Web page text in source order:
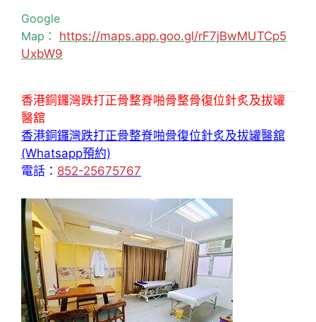
Google
Map： https://maps.app.goo.gl/rF7jBwMUTCp5
UxbW9
香港銅鑼灣跌打正骨整脊啪骨整骨復位針炙及拔罐
醫舘
香港銅鑼灣跌打正骨整脊啪骨復位針炙及拔罐醫舘
(Whatsapp預約)
電話： 852-25675767